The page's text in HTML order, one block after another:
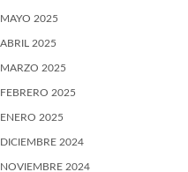
MAYO 2025
ABRIL 2025
MARZO 2025
FEBRERO 2025
ENERO 2025
DICIEMBRE 2024
NOVIEMBRE 2024